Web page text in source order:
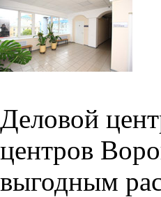
Деловой
центров
выгодным